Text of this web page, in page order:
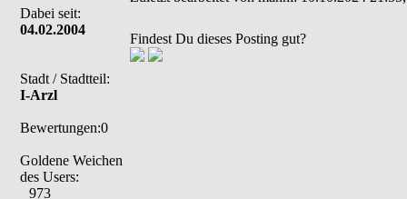
Dabei seit:
04.02.2004
Stadt / Stadtteil:
I-Arzl
Bewertungen:0
Goldene Weichen
des Users:
973
Findest Du dieses Posting gut?